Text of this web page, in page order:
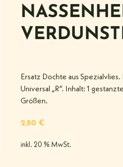
Ersatz Dochte aus
Universal „R“. Inhalt: 1
Größen.
2,80 €
inkl. 20 % MwSt.